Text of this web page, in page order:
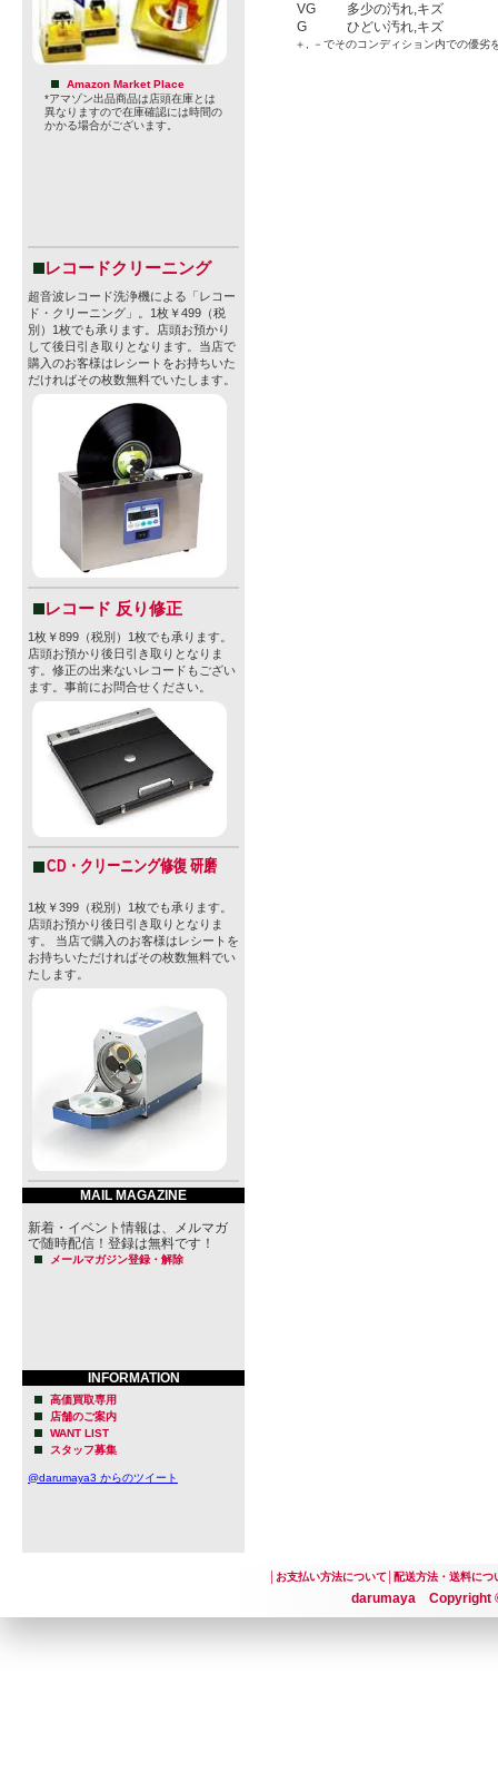
Amazon Market Place
*アマゾン出品商品は店頭在庫とは
異なりますので在庫確認には時間の
かかる場合がございます。
レコードクリーニング
超音波レコード洗浄機による「レコー
ド・クリーニング」。1枚￥499（税
別）1枚でも承ります。店頭お預かり
して後日引き取りとなります。当店で
購入のお客様はレシートをお持ちいた
だければその枚数無料でいたします。
レコード 反り修正
1枚￥899（税別）1枚でも承ります。
店頭お預かり後日引き取りとなりま
す。修正の出来ないレコードもござい
ます。事前にお問合せください。
CD・クリーニング修復 研磨
1枚￥399（税別）1枚でも承ります。
店頭お預かり後日引き取りとなりま
す。 当店で購入のお客様はレシートを
お持ちいただければその枚数無料でい
たします。
MAIL MAGAZINE
新着・イベント情報は、メルマガ
で随時配信！登録は無料です！
メールマガジン登録・解除
INFORMATION
高価買取専用
店舗のご案内
WANT LIST
スタッフ募集
@darumaya3 からのツイート
VG
多少の汚れ,キズ
G
ひどい汚れ,キズ
＋, －でそのコンディション内での優劣
お支払い方法について│ 配送方法・送料につ
darumaya Copyright